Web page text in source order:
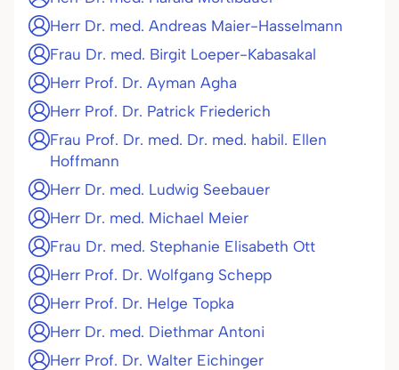
Herr Dr. med. Andreas Maier-Hasselmann
Frau Dr. med. Birgit Loeper-Kabasakal
Herr Prof. Dr. Ayman Agha
Herr Prof. Dr. Patrick Friederich
Frau Prof. Dr. med. Dr. med. habil. Ellen
Hoffmann
Herr Dr. med. Ludwig Seebauer
Herr Dr. med. Michael Meier
Frau Dr. med. Stephanie Elisabeth Ott
Herr Prof. Dr. Wolfgang Schepp
Herr Prof. Dr. Helge Topka
Herr Dr. med. Diethmar Antoni
Herr Prof. Dr. Walter Eichinger